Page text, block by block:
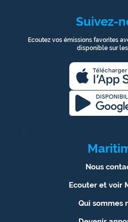
Suivez-
Ecoutez vos émissions favorites
disponible sur les
1
Nous
Ecouter et voir
Qui sommes